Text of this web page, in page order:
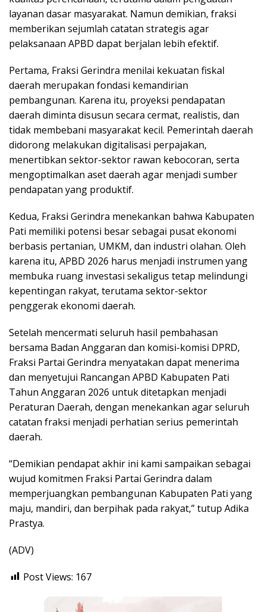
layanan dasar masyarakat. Namun demikian, fraksi
memberikan sejumlah catatan strategis agar
pelaksanaan APBD dapat berjalan lebih efektif.
Pertama, Fraksi Gerindra menilai kekuatan fiskal
daerah merupakan fondasi kemandirian
pembangunan. Karena itu, proyeksi pendapatan
daerah diminta disusun secara cermat, realistis, dan
tidak membebani masyarakat kecil. Pemerintah daerah
didorong melakukan digitalisasi perpajakan,
menertibkan sektor-sektor rawan kebocoran, serta
mengoptimalkan aset daerah agar menjadi sumber
pendapatan yang produktif.
Kedua, Fraksi Gerindra menekankan bahwa Kabupaten
Pati memiliki potensi besar sebagai pusat ekonomi
berbasis pertanian, UMKM, dan industri olahan. Oleh
karena itu, APBD 2026 harus menjadi instrumen yang
membuka ruang investasi sekaligus tetap melindungi
kepentingan rakyat, terutama sektor-sektor
penggerak ekonomi daerah.
Setelah mencermati seluruh hasil pembahasan
bersama Badan Anggaran dan komisi-komisi DPRD,
Fraksi Partai Gerindra menyatakan dapat menerima
dan menyetujui Rancangan APBD Kabupaten Pati
Tahun Anggaran 2026 untuk ditetapkan menjadi
Peraturan Daerah, dengan menekankan agar seluruh
catatan fraksi menjadi perhatian serius pemerintah
daerah.
“Demikian pendapat akhir ini kami sampaikan sebagai
wujud komitmen Fraksi Partai Gerindra dalam
memperjuangkan pembangunan Kabupaten Pati yang
maju, mandiri, dan berpihak pada rakyat,” tutup Adika
Prastya.
(ADV)
Post Views: 167